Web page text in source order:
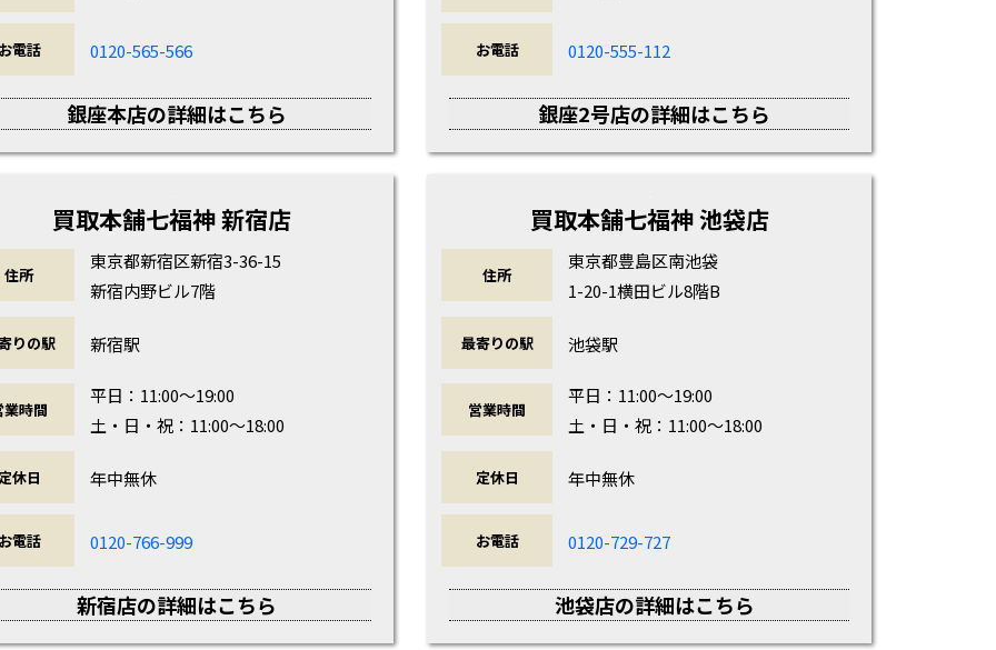
電話 0120-565-566
銀座本店の詳細はこちら
お電話 0120-555-112
銀座2号店の詳細はこちら
買取本舗七福神 新宿店
住所
東京都新宿区新宿3-36-15
新宿内野ビル7階
りの駅 新宿駅
業時間
平日：11:00～19:00
土・日・祝：11:00～18:00
休日 年中無休
電話 0120-766-999
新宿店の詳細はこちら
買取本舗七福神 池袋店
住所
東京都豊島区南池袋
1-20-1横田ビル8階B
最寄りの駅 池袋駅
営業時間
平日：11:00～19:00
土・日・祝：11:00～18:00
定休日 年中無休
お電話 0120-729-727
池袋店の詳細はこちら